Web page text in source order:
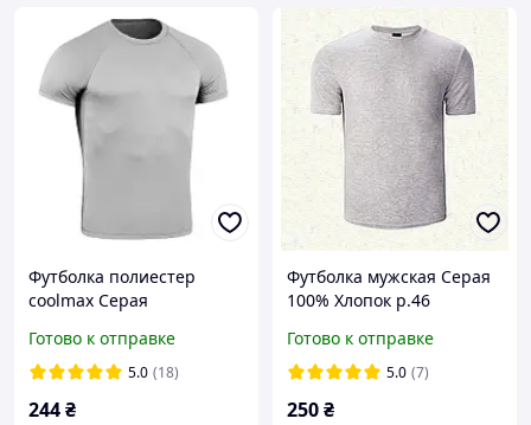
Футболка полиестер
coolmax Серая
Готово к отправке
5.0 (18)
244₴
Футболка мужская Серая
100% Хлопок р.46
Готово к отправке
5.0 (7)
250₴